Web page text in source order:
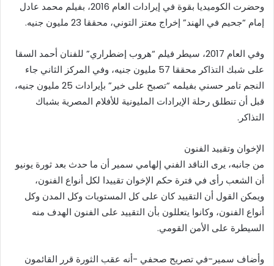
وحضرت الكوميديا بقوة في إيرادات العام 2016، بفيلم محمد عادل
إمام “جحيم في الهند” إخراج معتز التوني، محققا 23 مليون جنيه.
وفي العام 2017، سيطر فيلم “هروب إضطراري” للفنان أحمد السقا
على شبك التذاكر محققا 57 مليون جنيه، وفي المركز الثاني جاء
النجم تامر حسني بفيلمه “تصبح على خير” بإيرادات 25 مليون جنيه،
قبل أن تنطلق رحلة الإيرادات المليونية للأفلام المصرية بشباك
التذاكر.
الإخوان وتقييد الفنون
من جانبه، يرى الناقد الفني إلهامي سمير أن ما حدث بعد ثورة يونيو
أن الشعب رأى في فترة حكم الإخوان تقييدا لكل أنواع الفنون،
ويمكن القول أن التقييد كان على كل المستويات وكل المدن وكل
أنواع الفنون، وكانوا يتعللون بأن التقييد على الفنون الهدف منه
السيطرة على الأمن القومي.
وأضاف سمير-في تصريح صحفي -أنه عقب الثورة قرر القائمون